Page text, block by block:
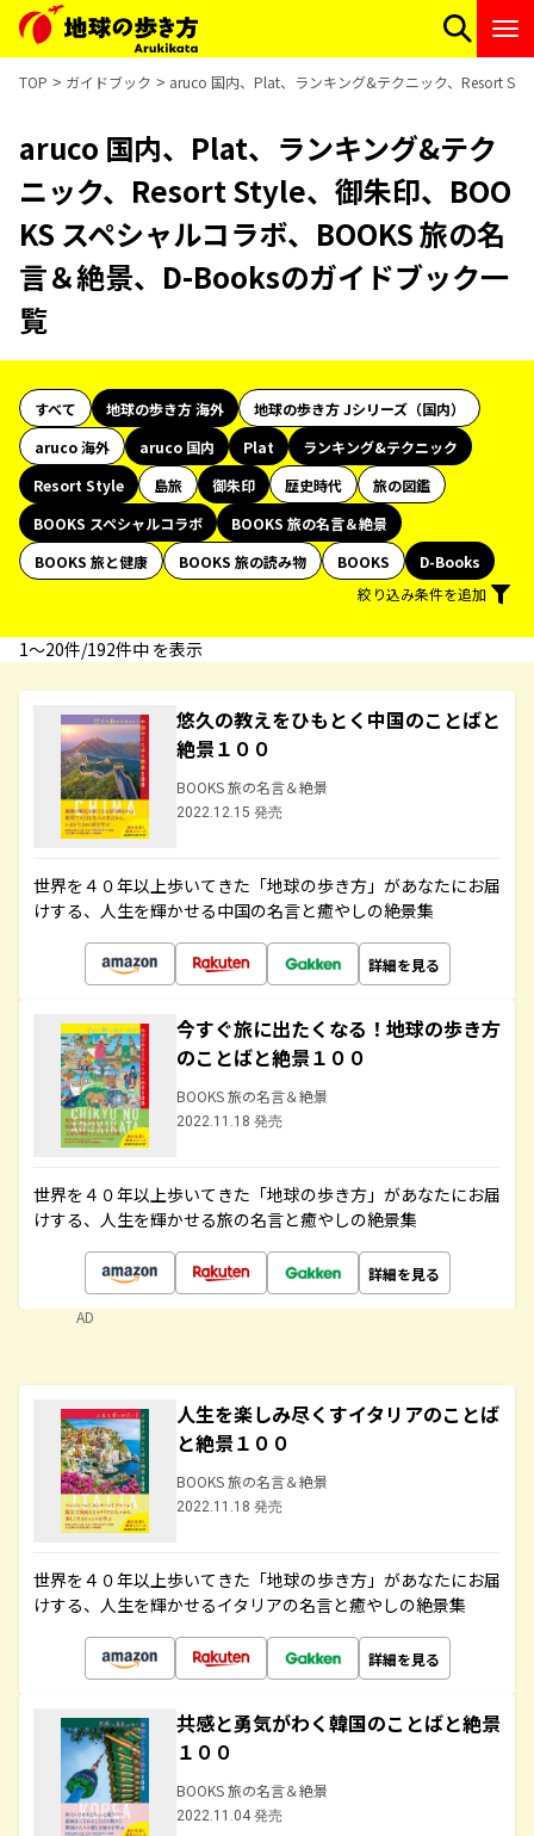
TOP ガイドブック aruco 国内、Plat、ランキング&テクニック、Resort
aruco 国内、Plat、ランキング&テク
ニック、Resort Style、御朱印、BOO
KS スペシャルコラボ、BOOKS 旅の名
言＆絶景、D-Booksのガイドブック一
覧
すべて 地球の歩き方 海外
地球の歩き方 Jシリーズ（国内）
aruco 海外
aruco 国内 Plat
ランキング&テクニック
Resort Style
島旅 御朱印 歴史時代
旅の図鑑
BOOKS スペシャルコラボ
BOOKS 旅の名言＆絶景
BOOKS 旅と健康
BOOKS 旅の読み物 BOOKS
D-Books
絞り込み条件を追加
1〜20件/192件中 を表示
悠久の教えをひもとく中国のことばと
絶景１００
BOOKS 旅の名言＆絶景
2022.12.15 発売
世界を４０年以上歩いてきた「地球の歩き方」があなたにお届
けする、人生を輝かせる中国の名言と癒やしの絶景集
詳細を見る
今すぐ旅に出たくなる！地球の歩き方
のことばと絶景１００
BOOKS 旅の名言＆絶景
2022.11.18 発売
世界を４０年以上歩いてきた「地球の歩き方」があなたにお届
けする、人生を輝かせる旅の名言と癒やしの絶景集
詳細を見る
AD
人生を楽しみ尽くすイタリアのことば
と絶景１００
BOOKS 旅の名言＆絶景
2022.11.18 発売
世界を４０年以上歩いてきた「地球の歩き方」があなたにお届
けする、人生を輝かせるイタリアの名言と癒やしの絶景集
詳細を見る
共感と勇気がわく韓国のことばと絶景
１００
BOOKS 旅の名言＆絶景
2022.11.04 発売